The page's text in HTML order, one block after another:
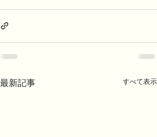
最新記事 すべて表示